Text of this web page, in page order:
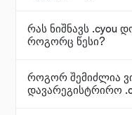
რას ნიშნავს .cyou
როგორც წესი?
როგორ შემიძლია
დავარეგისტრირო